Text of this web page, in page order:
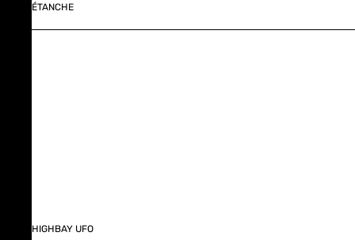
ÉTANCHE
HIGHBAY UFO